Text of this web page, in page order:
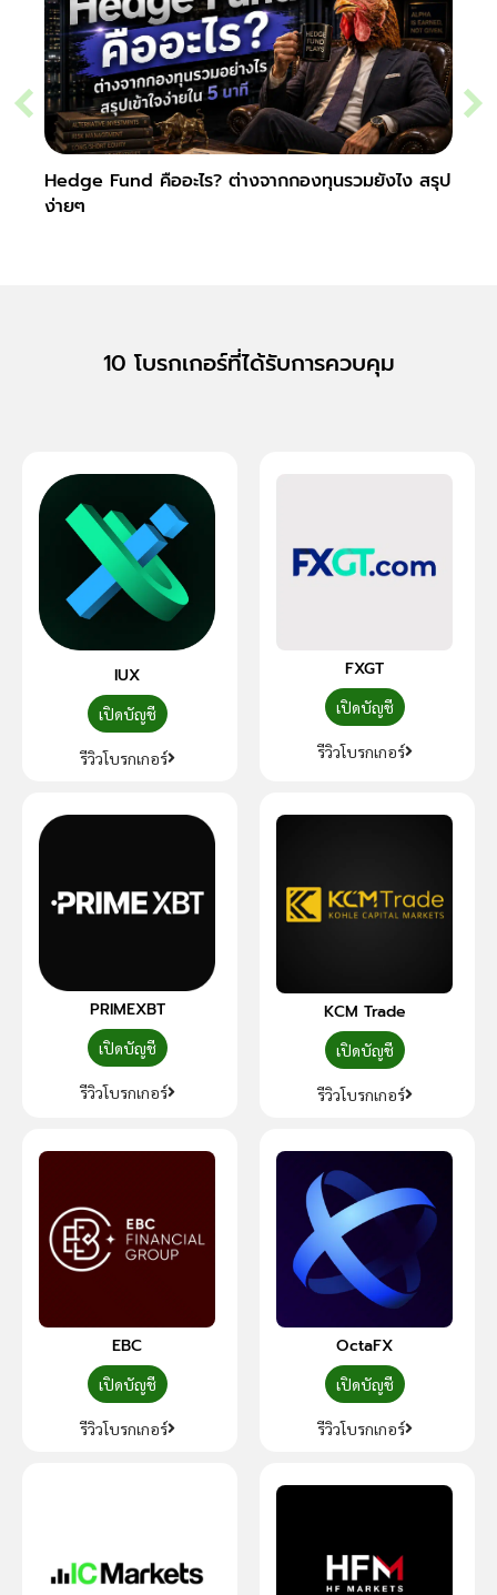
Hedge Fund คืออะไร? ต่างจากกองทุนรวมยังไง สรุป
ง่ายๆ
10 โบรกเกอร์ที่ได้รับการควบคุม
IUX
เปิดบัญชี
รีวิวโบรกเกอร์
FXGT
เปิดบัญชี
รีวิวโบรกเกอร์
PRIMEXBT
เปิดบัญชี
รีวิวโบรกเกอร์
KCM Trade
เปิดบัญชี
รีวิวโบรกเกอร์
EBC
เปิดบัญชี
รีวิวโบรกเกอร์
OctaFX
เปิดบัญชี
รีวิวโบรกเกอร์